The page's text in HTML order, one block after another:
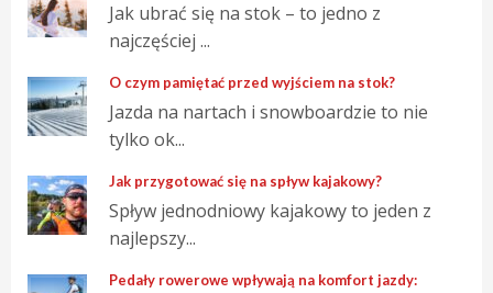
Jak ubrać się na stok – to jedno z
najczęściej ...
O czym pamiętać przed wyjściem na stok?
Jazda na nartach i snowboardzie to nie
tylko ok...
Jak przygotować się na spływ kajakowy?
Spływ jednodniowy kajakowy to jeden z
najlepszy...
Pedały rowerowe wpływają na komfort jazdy: